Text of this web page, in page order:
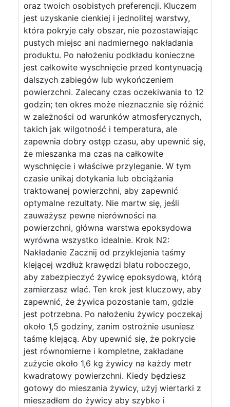
oraz twoich osobistych preferencji. Kluczem
jest uzyskanie cienkiej i jednolitej warstwy,
która pokryje cały obszar, nie pozostawiając
pustych miejsc ani nadmiernego nakładania
produktu. Po nałożeniu podkładu konieczne
jest całkowite wyschnięcie przed kontynuacją
dalszych zabiegów lub wykończeniem
powierzchni. Zalecany czas oczekiwania to 12
godzin; ten okres może nieznacznie się różnić
w zależności od warunków atmosferycznych,
takich jak wilgotność i temperatura, ale
zapewnia dobry ostęp czasu, aby upewnić się,
że mieszanka ma czas na całkowite
wyschnięcie i właściwe przyleganie. W tym
czasie unikaj dotykania lub obciążania
traktowanej powierzchni, aby zapewnić
optymalne rezultaty. Nie martw się, jeśli
zauważysz pewne nierówności na
powierzchni, główna warstwa epoksydowa
wyrówna wszystko idealnie. Krok N2:
Nakładanie Zacznij od przyklejenia taśmy
klejącej wzdłuż krawędzi blatu roboczego,
aby zabezpieczyć żywicę epoksydową, którą
zamierzasz wlać. Ten krok jest kluczowy, aby
zapewnić, że żywica pozostanie tam, gdzie
jest potrzebna. Po nałożeniu żywicy poczekaj
około 1,5 godziny, zanim ostrożnie usuniesz
taśmę klejącą. Aby upewnić się, że pokrycie
jest równomierne i kompletne, zakładane
zużycie około 1,6 kg żywicy na każdy metr
kwadratowy powierzchni. Kiedy będziesz
gotowy do mieszania żywicy, użyj wiertarki z
mieszadłem do żywicy aby szybko i